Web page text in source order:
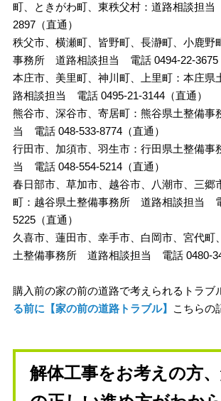
町、ときがわ町、東秩父村：道路相談担
2897（直通）
秩父市、横瀬町、皆野町、長瀞町、小鹿野
事務所 道路相談担当 電話 0494-22-3675
本庄市、美里町、神川町、上里町：本庄
路相談担当 電話 0495-21-3144（直通）
熊谷市、深谷市、寄居町：熊谷県土整備
当 電話 048-533-8774（直通）
行田市、加須市、羽生市：行田県土整備
当 電話 048-554-5214（直通）
春日部市、草加市、越谷市、八潮市、三郷
町：越谷県土整備事務所 道路相談担当
5225（直通）
久喜市、蓮田市、幸手市、白岡市、宮代町
土整備事務所 道路相談担当 電話 0480-
購入前の家の前の道路で考えられるトラブ
る前に【家の前の道路トラブル】
こちらの
解体工事をお考えの方